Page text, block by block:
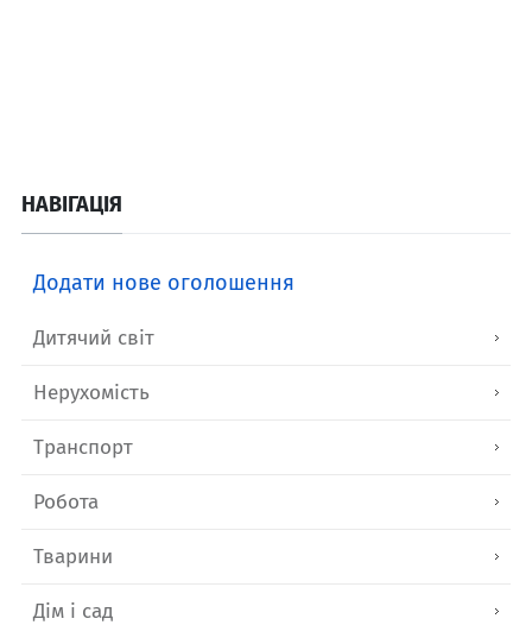
НАВІГАЦІЯ
Додати нове оголошення
Дитячий світ
Нерухомість
Транспорт
Робота
Тварини
Дім і сад